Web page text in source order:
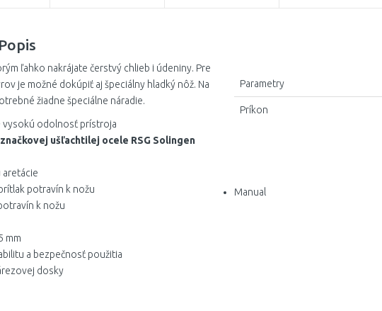
Popis
ľahko nakrájate čerstvý chlieb i údeniny. Pre
je možné dokúpiť aj špeciálny hladký nôž. Na
žiadne špeciálne náradie.
vysokú odolnosť prístroja
ušľachtilej ocele RSG Solingen
aretácie
potravín k nožu
k nožu
mm
a bezpečnosť použitia
dosky
Parametry
Príkon
Manual